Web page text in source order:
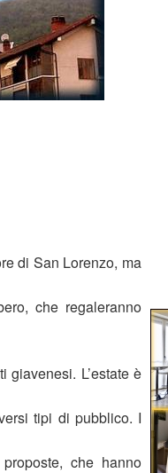
di San Lorenzo, ma
che regaleranno
giavenesi. L’estate è
tipi di pubblico. I
che hanno